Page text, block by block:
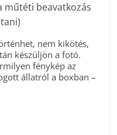
műtéti beavatkozás
nem kikötés,
készüljön a fotó.
fénykép az
állatról a boxban –